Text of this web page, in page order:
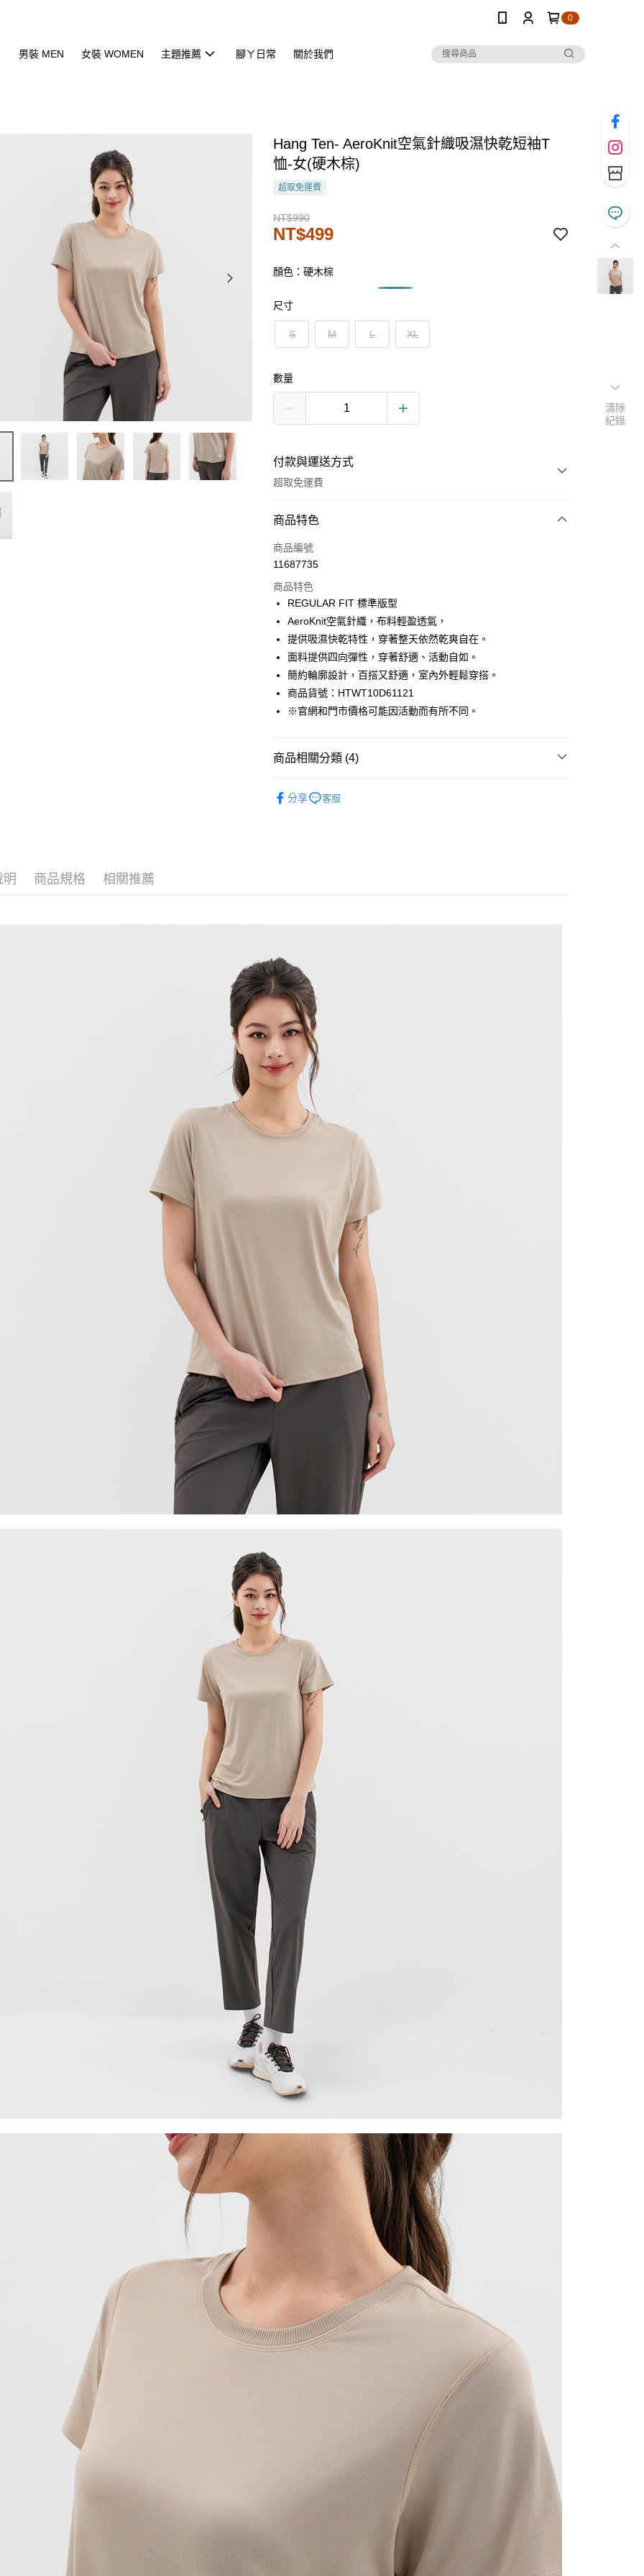
0
男裝 MEN 女裝 WOMEN 主題推薦 腳ㄚ日常 關於我們
Hang Ten- AeroKnit空氣針織吸濕快乾短袖T
恤-女(硬木棕)
超取免運費
NT$990
NT$499
顏色：硬木棕
尺寸
S M L XL
數量
付款與運送方式
超取免運費
付款方式
信用卡一次付款
Apple Pay
街口支付
悠遊付
Google Pay
貨到付款
運送方式
免運費
貨到付款
每筆NT$130，滿NT$1,000(含以上)免運費
商品特色
商品編號
11687735
商品特色
REGULAR FIT 標準版型
AeroKnit空氣針織，布料輕盈透氣，
提供吸濕快乾特性，穿著整天依然乾爽自在。
面料提供四向彈性，穿著舒適、活動自如。
簡約輪廓設計，百搭又舒適，室內外輕鬆穿搭。
商品貨號：HTWT10D61121
※官網和門市價格可能因活動而有所不同。
商品相關分類 (4)
分享 客服
明 商品規格 相關推薦
清除
紀錄